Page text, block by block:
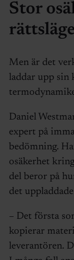
Stor
Men är det
laddar upp sin
Daniel
expert på
bedömning.
osäkerhet
del beror på
det
– Det första
kopierar
leverantören.